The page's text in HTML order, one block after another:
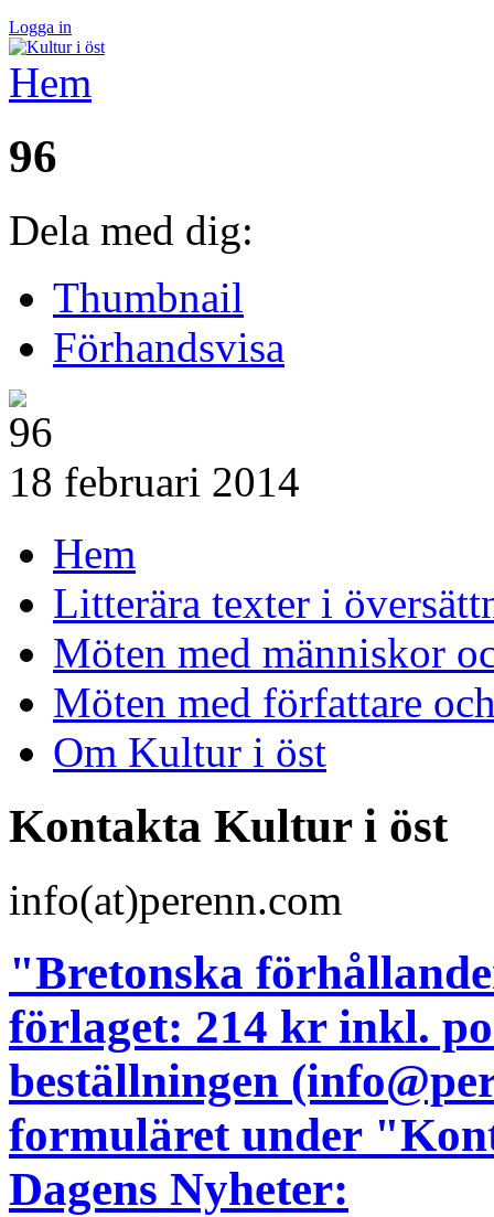
Logga in
Hem
96
Dela med dig:
Thumbnail
Förhandsvisa
18 februari 2014
Hem
Litterära texter i
Möten med människor
Möten med författare
Om Kultur i öst
Kontakta Kultur i öst
info(at)perenn.com
"Bretonska
förlaget: 214 kr inkl.
beställningen
formuläret under
Dagens Nyheter: